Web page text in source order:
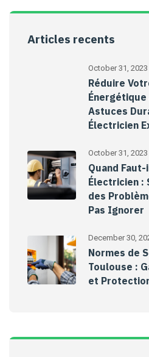
Articles recents
October 31, 2023
Réduire
Énergétique
Astuces
Électricien
October 31, 2023
Quand
Électricien :
des
Pas Ignorer
December 30,
Normes de
Toulouse :
et